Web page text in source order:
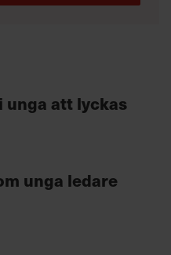
unga att lyckas
unga ledare